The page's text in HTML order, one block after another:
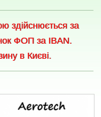
здійснюється за
ФОП за IBAN.
в Києві.